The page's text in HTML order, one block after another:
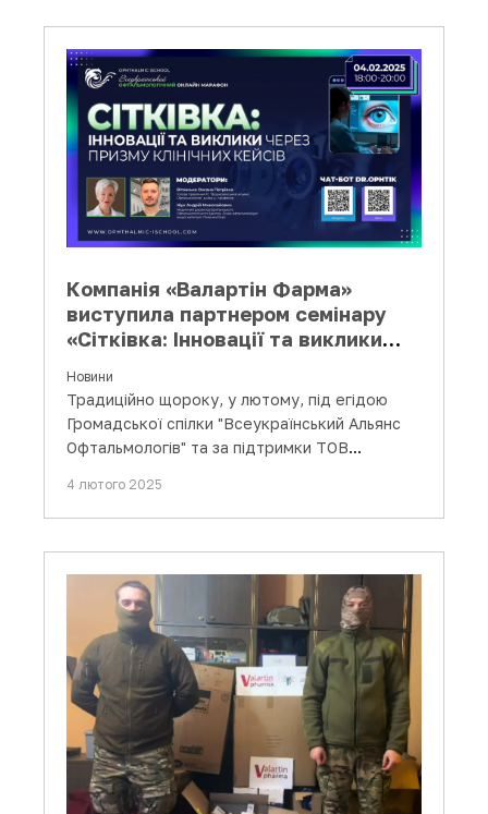
Компанія «Валартін Фарма»
виступила партнером семінару
«Сітківка: Інновації та виклики
сітківки»
Новини
Традиційно щороку, у лютому, під егідою
Громадської спілки "Всеукраїнський Альянс
Офтальмологів" та за підтримки ТОВ
4 лютого 2025